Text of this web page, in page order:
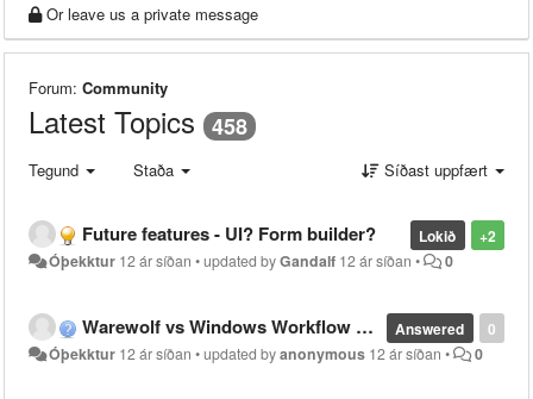
Or leave us a private message
Forum: Community
Latest Topics 458
Tegund Staða Síðast uppfært
+2
Lokið
Future features - UI? Form builder?
Óþekktur 12 ár síðan •updated byGandalf 12 ár síðan • 0
0
Answered
Warewolf vs Windows Workflow Foundation
Óþekktur 12 ár síðan •updated byanonymous 12 ár síðan • 0